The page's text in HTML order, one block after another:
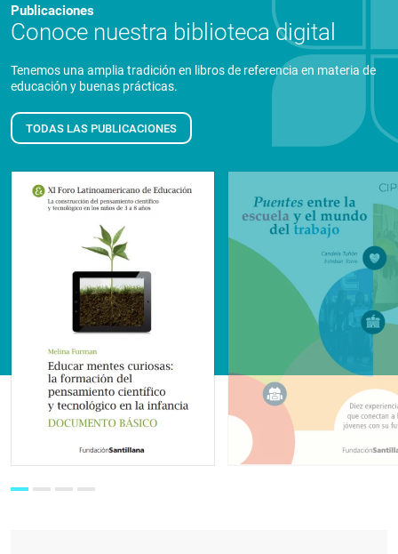
Publicaciones
Conoce nuestra biblioteca digital
Tenemos una amplia tradición en libros de referencia en materia de
educación y buenas prácticas.
TODAS LAS PUBLICACIONES